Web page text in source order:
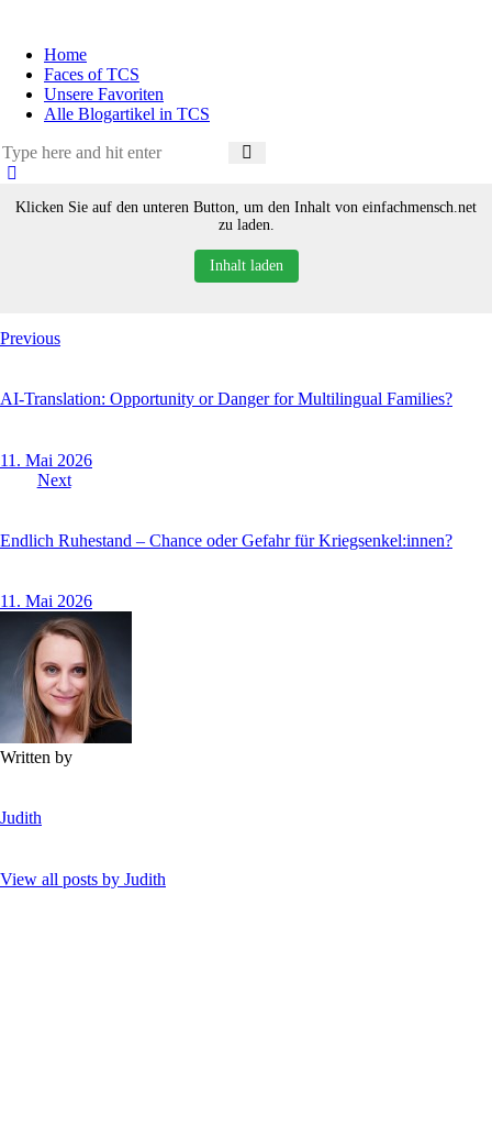
Home
Faces of TCS
Unsere Favoriten
Alle Blogartikel in TCS
Klicken Sie auf den unteren Button, um den Inhalt von einfachmensch.net
zu laden.
Inhalt laden
Previous
AI-Translation: Opportunity or Danger for Multilingual Families?
11. Mai 2026
Next
Endlich Ruhestand – Chance oder Gefahr für Kriegsenkel:innen?
11. Mai 2026
Written by
Judith
View all posts by Judith